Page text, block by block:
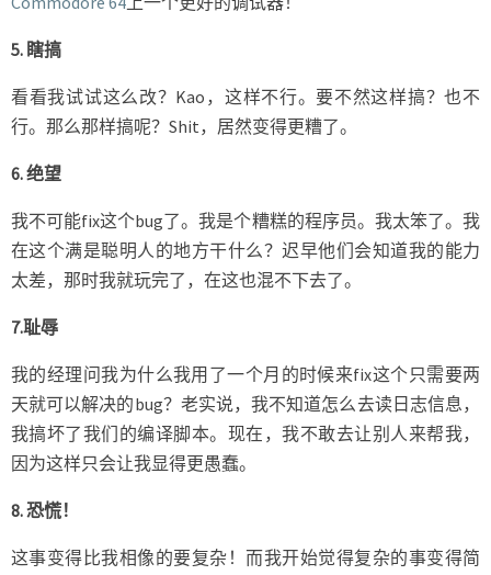
5. 瞎搞
看看我试试这么改？Kao，这样不行。要不然这样搞？也不
行。那么那样搞呢？Shit，居然变得更糟了。
6. 绝望
我不可能fix这个bug了。我是个糟糕的程序员。我太笨了。我
在这个满是聪明人的地方干什么？迟早他们会知道我的能力
太差，那时我就玩完了，在这也混不下去了。
7.耻辱
我的经理问我为什么我用了一个月的时候来fix这个只需要两
天就可以解决的bug？老实说，我不知道怎么去读日志信息，
我搞坏了我们的编译脚本。现在，我不敢去让别人来帮我，
因为这样只会让我显得更愚蠢。
8. 恐慌！
这事变得比我相像的要复杂！而我开始觉得复杂的事变得简